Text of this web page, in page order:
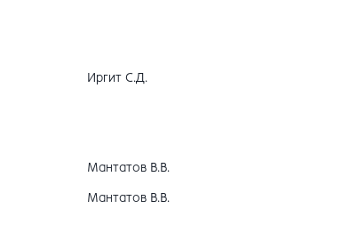
Иргит С.Д.
Мантатов В.В.
Мантатов В.В.